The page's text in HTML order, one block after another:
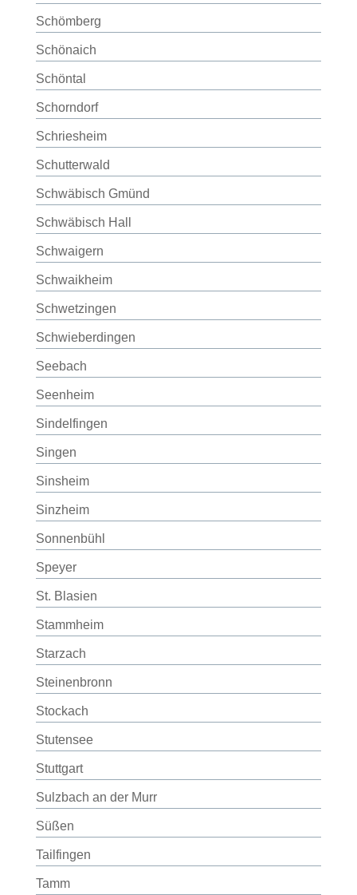
Schömberg
Schönaich
Schöntal
Schorndorf
Schriesheim
Schutterwald
Schwäbisch Gmünd
Schwäbisch Hall
Schwaigern
Schwaikheim
Schwetzingen
Schwieberdingen
Seebach
Seenheim
Sindelfingen
Singen
Sinsheim
Sinzheim
Sonnenbühl
Speyer
St. Blasien
Stammheim
Starzach
Steinenbronn
Stockach
Stutensee
Stuttgart
Sulzbach an der Murr
Süßen
Tailfingen
Tamm